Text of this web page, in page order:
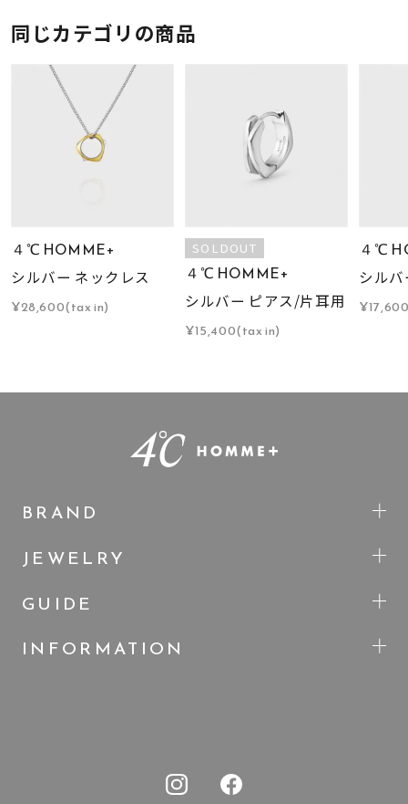
同じカテゴリの商品
４℃ HOMME+
シルバー ネックレス
¥28,600(tax in)
SOLDOUT
４℃ HOMME+
シルバー ピアス/片耳用
¥15,400(tax in)
４℃
シル
BRAND
JEWELRY
GUIDE
INFORMATION